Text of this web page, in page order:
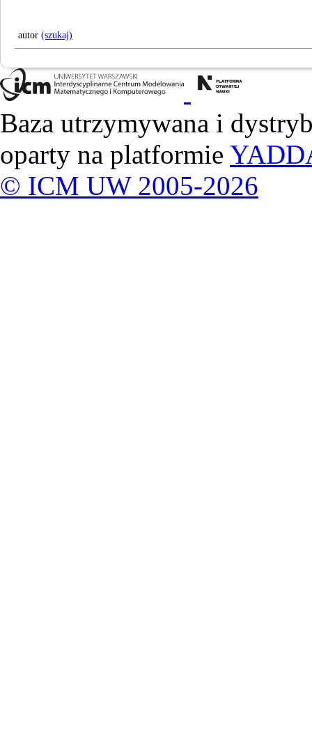
autor (szukaj)
Baza utrzymywana i
oparty na platformie
© ICM UW 2005-2026